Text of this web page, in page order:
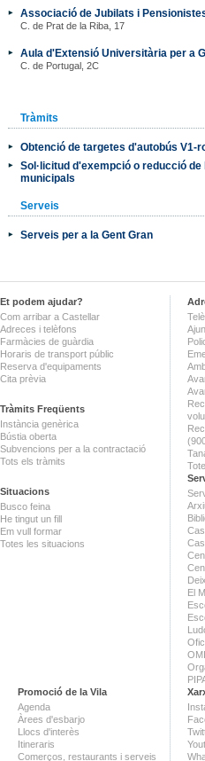
Associació de Jubilats i
C. de Prat de la Riba, 17
Aula d'Extensió Universitària per a
C. de Portugal, 2C
Tràmits
Obtenció de targetes d'autobús V1-
Sol·licitud d'exempció o reducció
municipals
Serveis
Serveis per a la Gent Gran
Et podem ajudar?
Com arribar a Castellar
Adreces i telèfons
Farmàcies de guàrdia
Horaris de transport públic
Reserva d'equipaments
Cita prèvia
Tràmits Freqüents
Instància genèrica
Bústia oberta
Subvencions per a la contractació
Tots els tràmits
Situacions
Busco feina
He tingut un fill
Em vull formar
Totes les situacions
El
Promoció de la Vila
Agenda
Àrees d'esbarjo
Llocs d'interès
Itineraris
Comerços, restaurants i serveis